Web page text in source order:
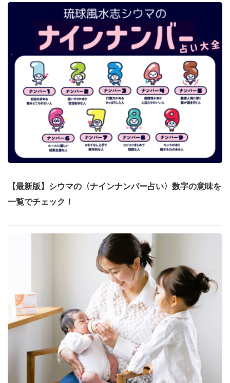
【最新版】シウマの〈ナインナンバー占い〉数字の意味を
一覧でチェック！